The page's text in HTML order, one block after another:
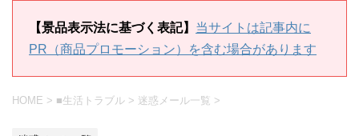
【景品表示法に基づく表記】 当サイトは記事内に
PR（商品プロモーション）を含む場合があります
HOME > ■生活トラブル > 迷惑メール一覧 >